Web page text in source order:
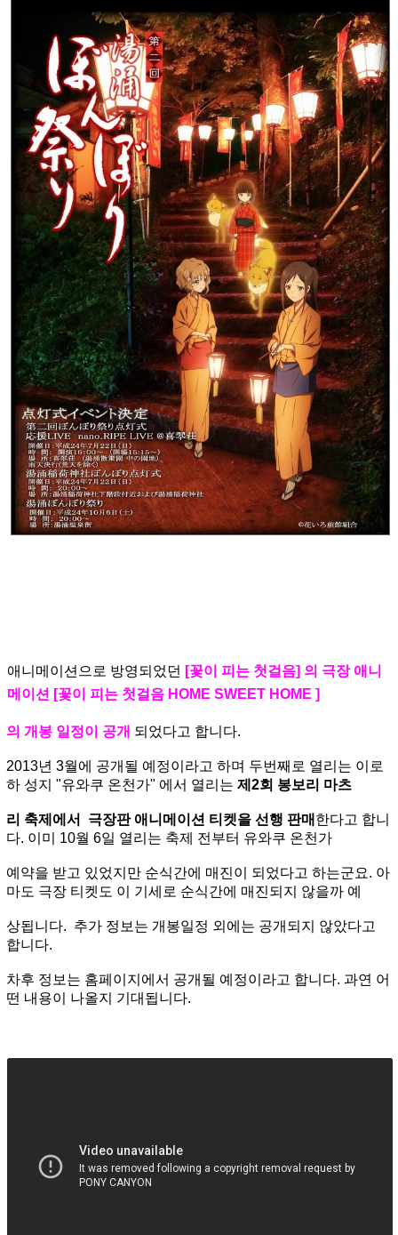
애니메이션으로 방영되었던 [꽃이 피는 첫걸음] 의 극장 애니
메이션 [꽃이 피는 첫걸음 HOME SWEET HOME ]
의 개봉 일정이 공개 되었다고 합니다.
2013년 3월에 공개될 예정이라고 하며 두번째로 열리는 이로
하 성지 "유와쿠 온천가" 에서 열리는 제2회 봉보리 마츠
리 축제에서 극장판 애니메이션 티켓을 선행 판매 한다고 합니
다. 이미 10월 6일 열리는 축제 전부터 유와쿠 온천가
예약을 받고 있었지만 순식간에 매진이 되었다고 하는군요. 아
마도 극장 티켓도 이 기세로 순식간에 매진되지 않을까 예
상됩니다. 추가 정보는 개봉일정 외에는 공개되지 않았다고
합니다.
차후 정보는 홈페이지에서 공개될 예정이라고 합니다. 과연 어
떤 내용이 나올지 기대됩니다.